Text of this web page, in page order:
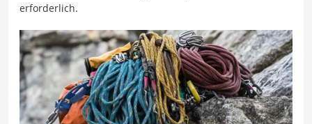
erforderlich.